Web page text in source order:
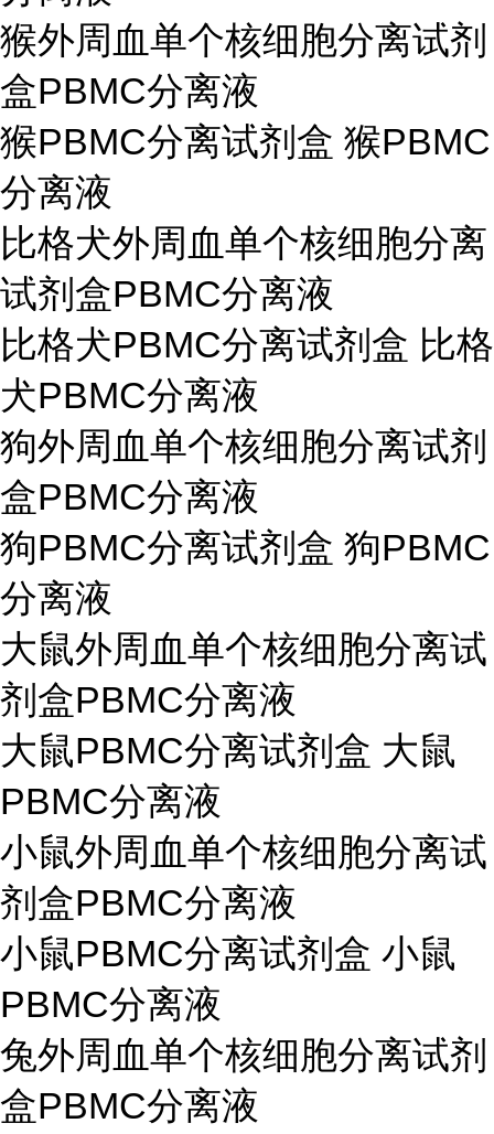
猴外周血单个核细胞分离试剂
盒PBMC分离液
猴PBMC分离试剂盒 猴PBMC
分离液
比格犬外周血单个核细胞分离
试剂盒PBMC分离液
比格犬PBMC分离试剂盒 比格
犬PBMC分离液
狗外周血单个核细胞分离试剂
盒PBMC分离液
狗PBMC分离试剂盒 狗PBMC
分离液
大鼠外周血单个核细胞分离试
剂盒PBMC分离液
大鼠PBMC分离试剂盒 大鼠
PBMC分离液
小鼠外周血单个核细胞分离试
剂盒PBMC分离液
小鼠PBMC分离试剂盒 小鼠
PBMC分离液
兔外周血单个核细胞分离试剂
盒PBMC分离液